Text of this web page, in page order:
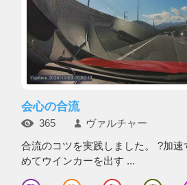
会心の合流
365 ヴァルチャー
合流のコツを実践しました。 ?加
めてウインカーを出す ...